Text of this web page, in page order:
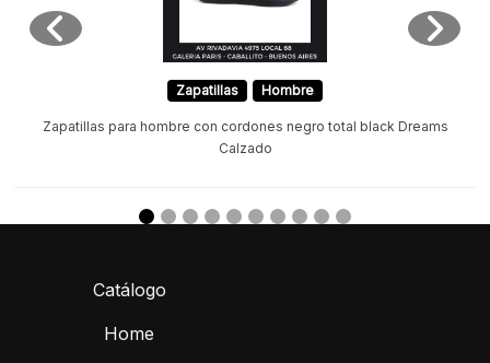
Zapatillas Hombre
Zapatillas para hombre con cordones negro total black Dreams
Calzado
Catálogo
Home